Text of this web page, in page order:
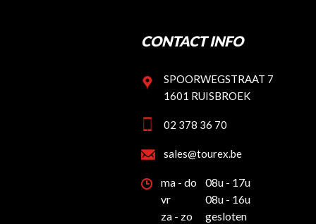
CONTACT INFO
SPOORWEGSTRAAT 7
1601 RUISBROEK
02 378 36 70
sales@tourex.be
ma - do
08u - 17u
vr
08u - 16u
za - zo
gesloten